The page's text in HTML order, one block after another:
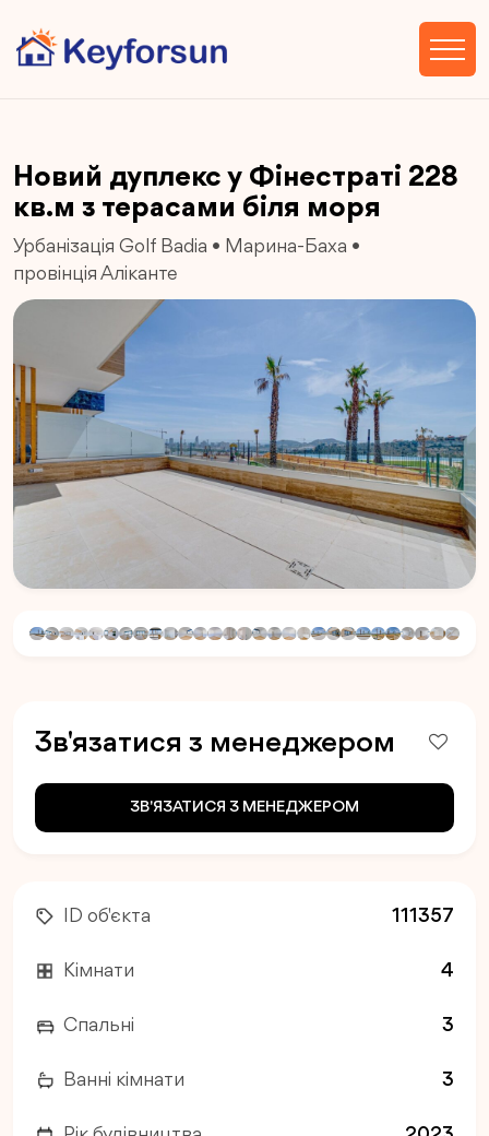
Новий дуплекс у Фінестраті 228
кв.м з терасами біля моря
Урбанізація Golf Badia • Марина-Баха •
провінція Аліканте
Зв'язатися з менеджером
ЗВ'ЯЗАТИСЯ З МЕНЕДЖЕРОМ
ID об'єкта 111357
Кімнати 4
Спальні 3
Ванні кімнати 3